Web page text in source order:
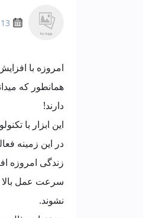
13 بهمن 1396
امروزه با
همانطور که
دارند!
این ابزار با
در این زمینه
زندگی امروزه
سرعت عمل بالا
نشوند.